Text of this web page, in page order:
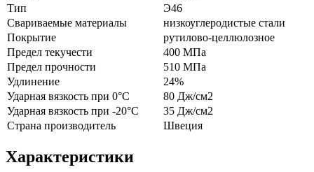
Тип
Э46
Свариваемые материалы
низкоуглеродистые стали
Покрытие
рутилово-целлюлозное
Предел текучести
400 МПа
Предел прочности
510 МПа
Удлинение
24%
Ударная вязкость при 0°C
80 Дж/см2
Ударная вязкость при -20°C
35 Дж/см2
Страна производитель
Швеция
Характеристики